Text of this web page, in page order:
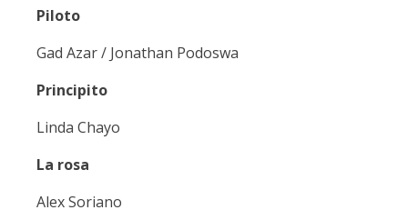
Piloto
Gad Azar / Jonathan Podoswa
Principito
Linda Chayo
La rosa
Alex Soriano